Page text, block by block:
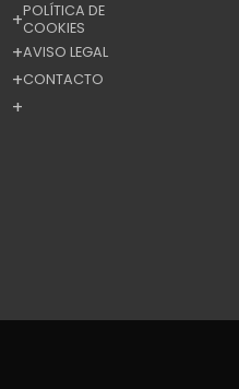
POLÍTICA DE
COOKIES
AVISO LEGAL
CONTACTO